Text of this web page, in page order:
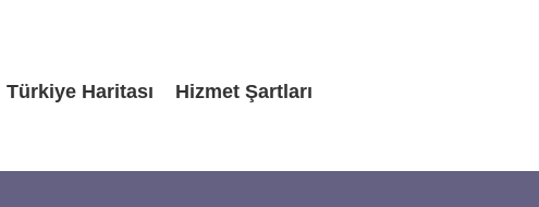
Türkiye Haritası Hizmet Şartları